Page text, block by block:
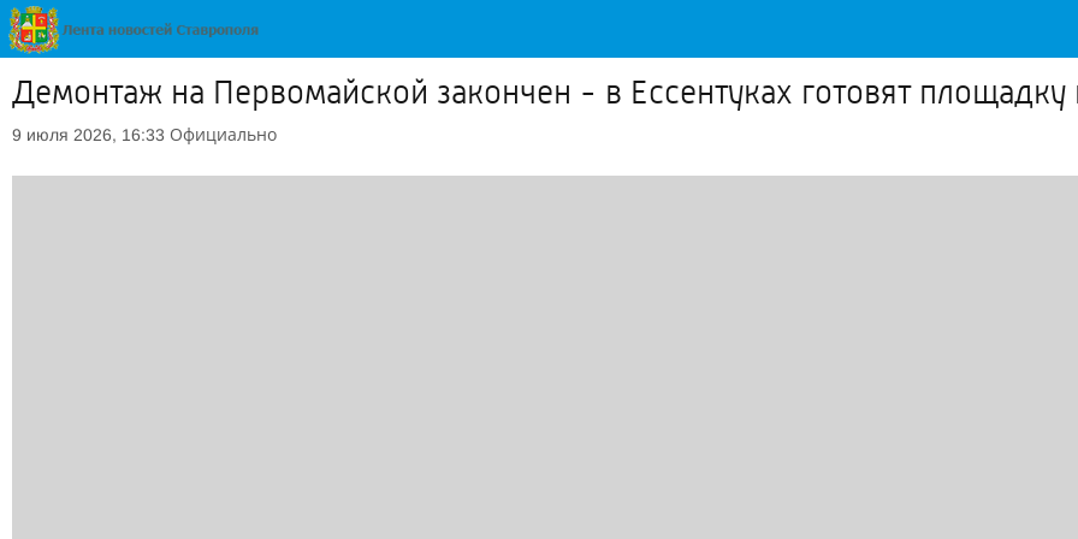
Демонтаж на Первомайской закончен - в Ессентуках готовят площадку
9 июля 2026, 16:33 Официально